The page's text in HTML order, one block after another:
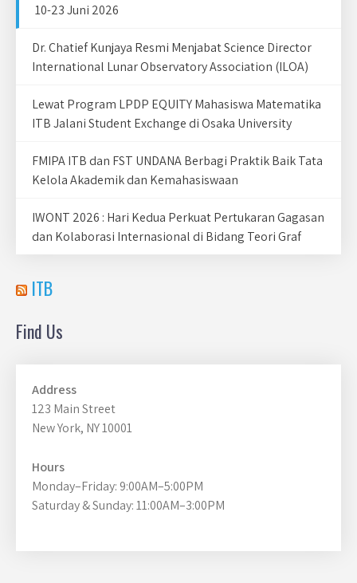
10-23 Juni 2026
Dr. Chatief Kunjaya Resmi Menjabat Science Director
International Lunar Observatory Association (ILOA)
Lewat Program LPDP EQUITY Mahasiswa Matematika
ITB Jalani Student Exchange di Osaka University
FMIPA ITB dan FST UNDANA Berbagi Praktik Baik Tata
Kelola Akademik dan Kemahasiswaan
IWONT 2026 : Hari Kedua Perkuat Pertukaran Gagasan
dan Kolaborasi Internasional di Bidang Teori Graf
ITB
Find Us
Address
123 Main Street
New York, NY 10001
Hours
Monday–Friday: 9:00AM–5:00PM
Saturday & Sunday: 11:00AM–3:00PM